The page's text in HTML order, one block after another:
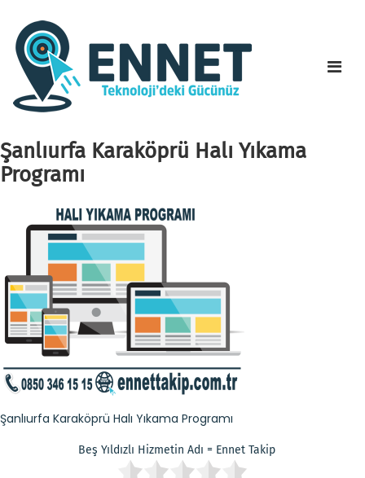
Şanlıurfa Karaköprü Halı Yıkama
Programı
Şanlıurfa Karaköprü Halı Yıkama Programı
Beş Yıldızlı Hizmetin Adı = Ennet Takip